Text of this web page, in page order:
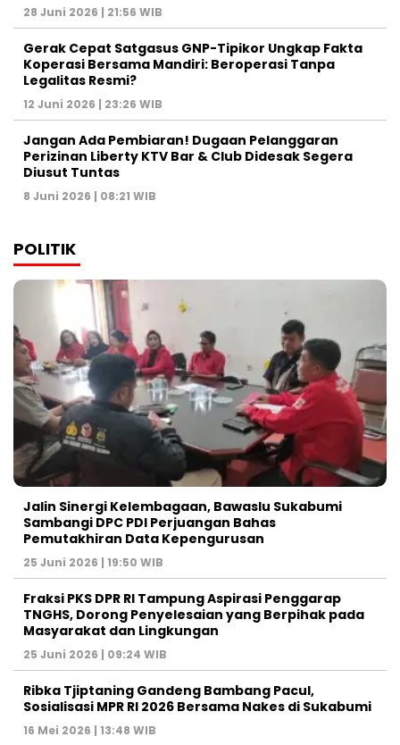
28 Juni 2026 | 21:56 WIB
Gerak Cepat Satgasus GNP-Tipikor Ungkap Fakta
Koperasi Bersama Mandiri: Beroperasi Tanpa
Legalitas Resmi?
12 Juni 2026 | 23:26 WIB
Jangan Ada Pembiaran! Dugaan Pelanggaran
Perizinan Liberty KTV Bar & Club Didesak Segera
Diusut Tuntas
8 Juni 2026 | 08:21 WIB
POLITIK
Jalin Sinergi Kelembagaan, Bawaslu Sukabumi
Sambangi DPC PDI Perjuangan Bahas
Pemutakhiran Data Kepengurusan
25 Juni 2026 | 19:50 WIB
‎Fraksi PKS DPR RI Tampung Aspirasi Penggarap
TNGHS, Dorong Penyelesaian yang Berpihak pada
Masyarakat dan Lingkungan‎
25 Juni 2026 | 09:24 WIB
Ribka Tjiptaning Gandeng Bambang Pacul,
Sosialisasi MPR RI 2026 Bersama Nakes di Sukabumi
16 Mei 2026 | 13:48 WIB